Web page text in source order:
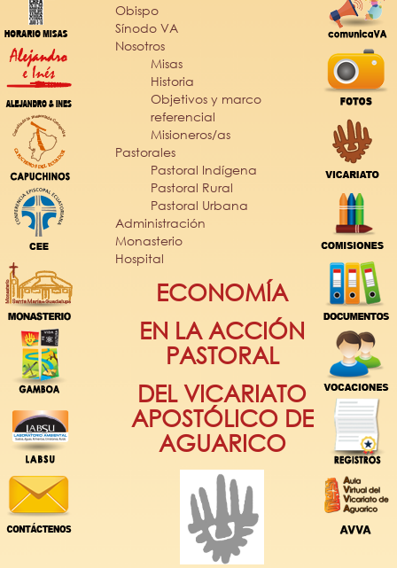
Obispo
Sínodo VA
Nosotros
Misas
Historia
Objetivos y marco
referencial
Misioneros/as
Pastorales
Pastoral Indígena
Pastoral Rural
Pastoral Urbana
Administración
Monasterio
Hospital
ECONOMÍA
EN LA ACCIÓN
PASTORAL
DEL VICARIATO
APOSTÓLICO DE
AGUARICO